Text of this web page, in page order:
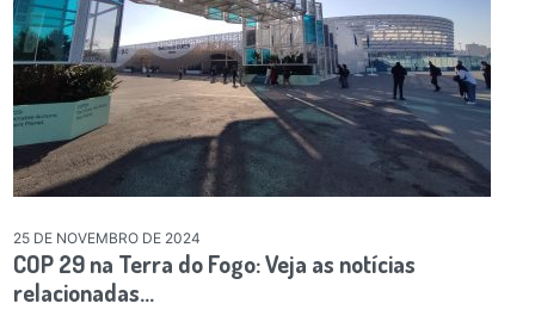
25 DE NOVEMBRO DE 2024
COP 29 na Terra do Fogo: Veja as notícias
relacionadas…